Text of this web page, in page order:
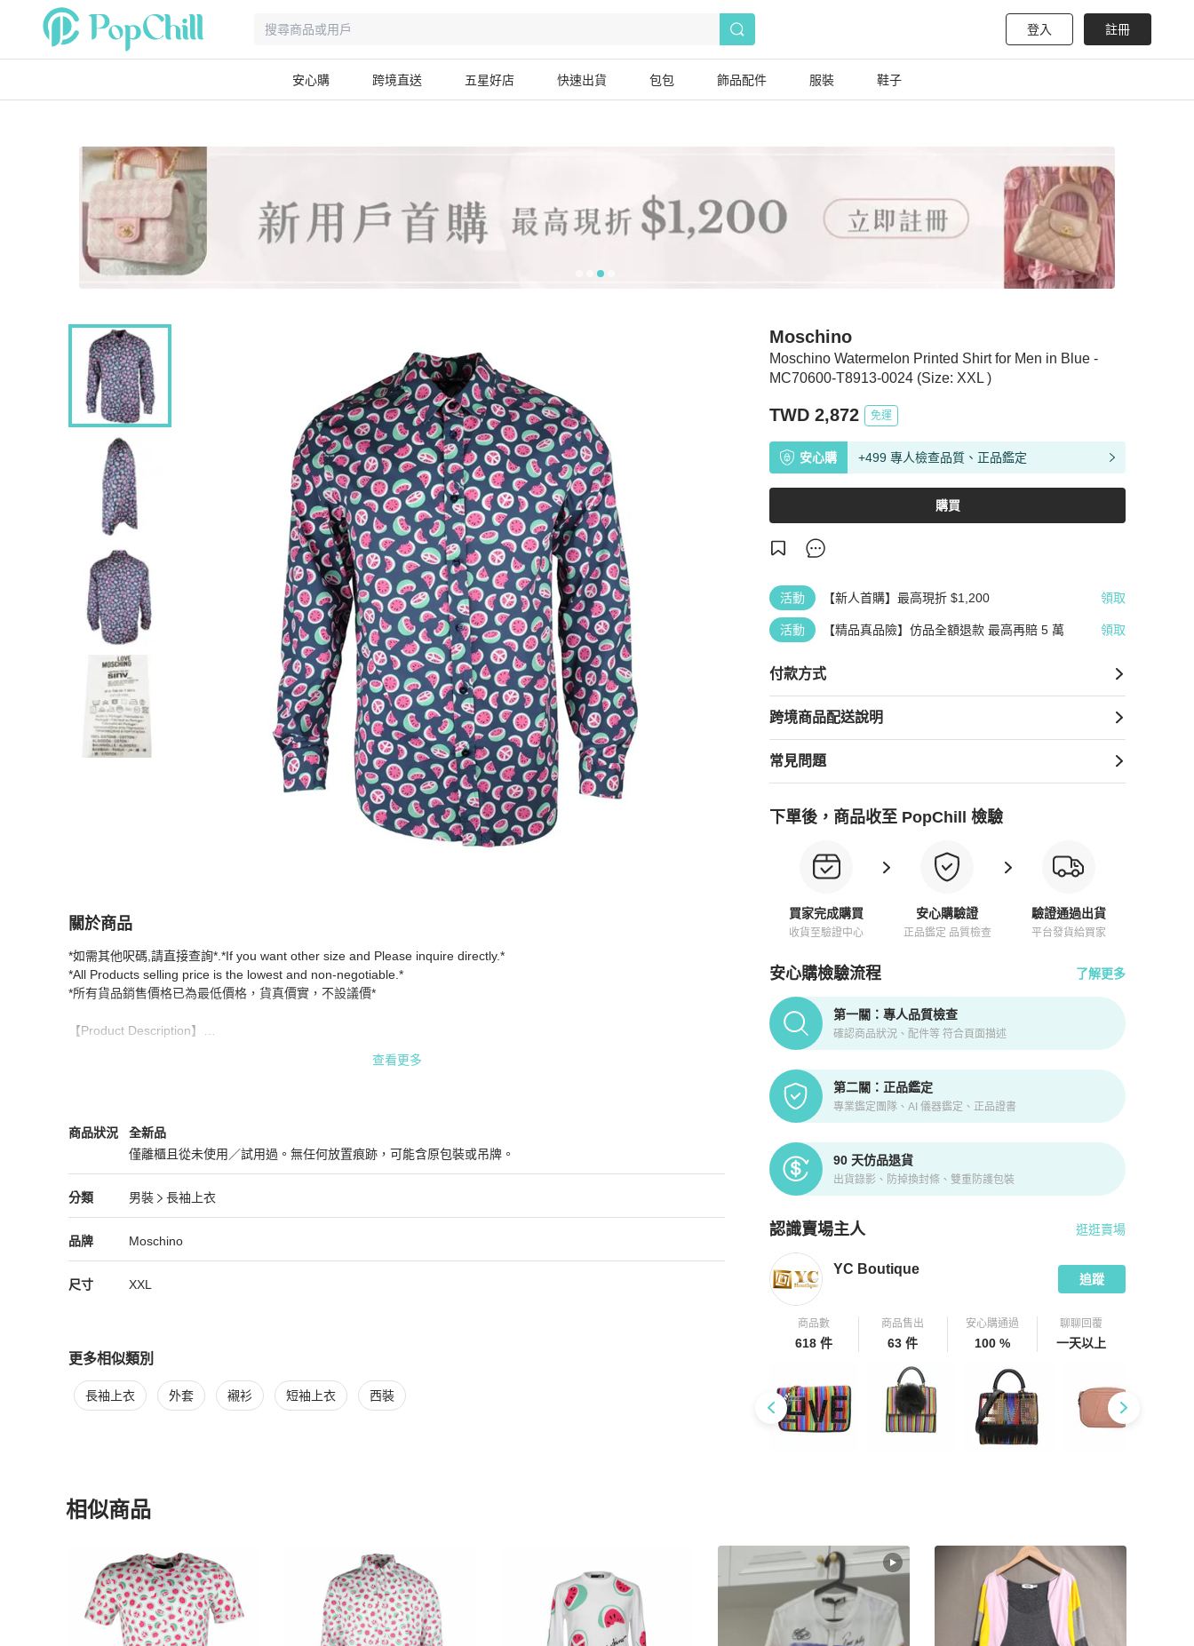
登入 註冊
安心購 跨境直送 五星好店 快速出貨 包包 飾品配件 服裝 鞋子
Moschino Watermelon Printed Shirt for Men in Blue -
MC70600-T8913-0024 (Size: XXL )
Moschino
TWD 2,872 免運
安心購 +499 專人檢查品質、正品鑑定
購買
活動 【新人首購】最高現折 $1,200 領取
活動 【精品真品險】仿品全額退款 最高再賠 5 萬 領取
付款方式
跨境商品配送說明
常見問題
下單後，商品收至 PopChill 檢驗
買家完成購買
收貨至驗證中心
安心購驗證
正品鑑定 品質檢查
驗證通過出貨
平台發貨給買家
安心購檢驗流程 了解更多
PopChill拍拍圈正品驗證、安心購檢驗流程介紹
第一關：專人品質檢查
確認商品狀況、配件等 符合頁面描述
第二關：正品鑑定
專業鑑定團隊、AI 儀器鑑定、正品證書
90 天仿品退貨
出貨錄影、防掉換封條、雙重防護包裝
認識賣場主人
PopChill 拍拍圈嚴選賣家
逛逛賣場
YC Boutique
追蹤
商品數
618 件
商品售出
63 件
安心購通過
100 %
聊聊回覆
一天以上
關於商品
關於Moschino Watermelon Printed Shirt for Men in Blue - MC70600-T8913-0024 (Size: XXL )
*如需其他呎碼,請直接查詢*.*If you want other size and Please inquire directly.*
*All Products selling price is the lowest and non-negotiable.*
*所有貨品銷售價格已為最低價格，貨真價實，不設議價*
【Product Description】
- Country of origin: Portugal(may vary due to seasonality.)
【IMPORTANT】
- Our products are 100% authentic parallel-imported and sourced directly from brand-owners and authorised distribu
tors.
- All products comes with original packaging but may not come with branded paper box/bag.
- As different devices display colors differently, the color of the actual item may vary slightly from the above images.
查看更多
商品狀況
Moschino 男裝商品狀態與細節
全新品
僅離櫃且從未使用／試用過。無任何放置痕跡，可能含原包裝或吊牌。
全新品
分類
Moschino 男裝分類資訊
男裝
長袖上衣
男裝/長袖上衣推薦
品牌
Moschino 精品男裝品牌介紹
Moschino
Moschino 推薦清單
尺寸 XXL
更多相似類別
更多Moschino 男裝相似商品推薦
長袖上衣 外套 襯衫 短袖上衣 西裝
相似商品